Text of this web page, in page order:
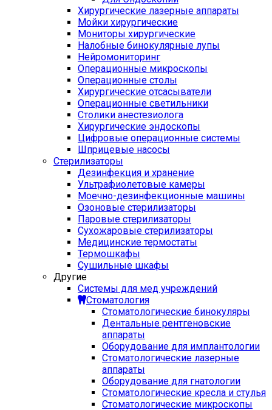
Хирургические лазерные аппараты
Мойки хирургические
Мониторы хирургические
Налобные бинокулярные лупы
Нейромониторинг
Операционные микроскопы
Операционные столы
Хирургические отсасыватели
Операционные светильники
Столики анестезиолога
Хирургические эндоскопы
Цифровые операционные системы
Шприцевые насосы
Стерилизаторы
Дезинфекция и хранение
Ультрафиолетовые камеры
Моечно-дезинфекционные машины
Озоновые стерилизаторы
Паровые стерилизаторы
Сухожаровые стерилизаторы
Медицинские термостаты
Термошкафы
Сушильные шкафы
Другие
Системы для мед учреждений
Стоматология
Стоматологические бинокуляры
Дентальные рентгеновские
аппараты
Оборудование для имплантологии
Стоматологические лазерные
аппараты
Оборудование для гнатологии
Стоматологические кресла и стулья
Стоматологические микроскопы